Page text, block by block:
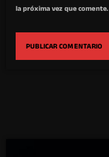
la próxima vez que comente.